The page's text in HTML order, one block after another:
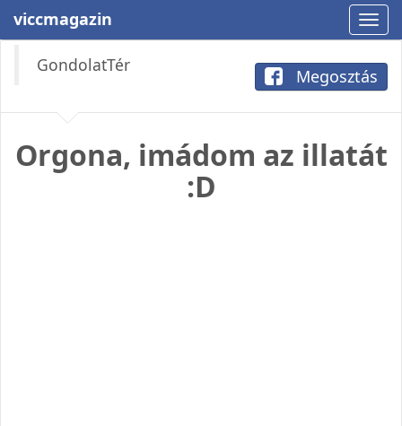
viccmagazin
GondolatTér
Megosztás
Orgona, imádom az illatát
:D